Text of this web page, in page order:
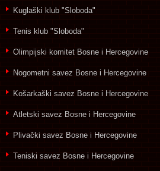
Kuglaški klub "Sloboda"
Tenis klub "Sloboda"
Olimpijski komitet Bosne i Hercegovine
Nogometni savez Bosne i Hercegovine
Košarkaški savez Bosne i Hercegovine
Atletski savez Bosne i Hercegovine
Plivački savez Bosne i Hercegovine
Teniski savez Bosne i Hercegovine